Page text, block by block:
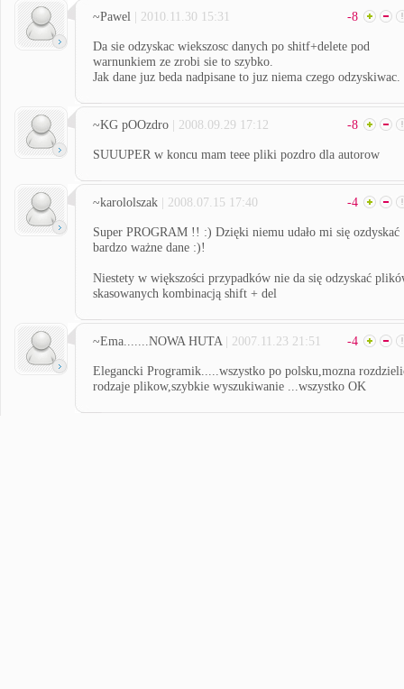
~Pawel | 2010.11.30 15:31 -8
Da sie odzyskac wiekszosc danych po shitf+delete pod
warnunkiem ze zrobi sie to szybko.
Jak dane juz beda nadpisane to juz niema czego odzyskiwac.
~KG pOOzdro | 2008.09.29 17:12 -8
SUUUPER w koncu mam teee pliki pozdro dla autorow
~karololszak | 2008.07.15 17:40 -4
Super PROGRAM !! :) Dzięki niemu udało mi się ozdyskać
bardzo ważne dane :)!
Niestety w większości przypadków nie da się odzyskać
skasowanych kombinacją shift + del
~Ema.......NOWA HUTA | 2007.11.23 21:51 -4
Elegancki Programik.....wszystko po polsku,mozna
rodzaje plikow,szybkie wyszukiwanie ...wszystko OK